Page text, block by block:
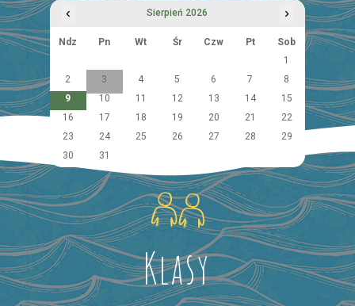
‹ Sierpień 2026 ›
Ndz Pn Wt Śr Czw Pt
Sob
1
2
3 4 5 6 7
8
9
10 11 12 13 14
15
16
17 18 19 20 21
22
23
24 25 26 27 28
29
30
31
Klasy